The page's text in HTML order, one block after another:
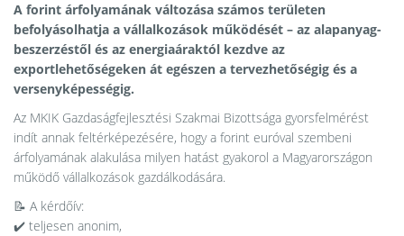
A forint árfolyamának változása számos területen
befolyásolhatja a vállalkozások működését – az alapanyag-
beszerzéstől és az energiaáraktól kezdve az
exportlehetőségeken át egészen a tervezhetőségig és a
versenyképességig.
Az MKIK Gazdaságfejlesztési Szakmai Bizottsága gyorsfelmérést
indít annak feltérképezésére, hogy a forint euróval szembeni
árfolyamának alakulása milyen hatást gyakorol a Magyarországon
működő vállalkozások gazdálkodására.
📝 A kérdőív:
✔️ teljesen anonim,